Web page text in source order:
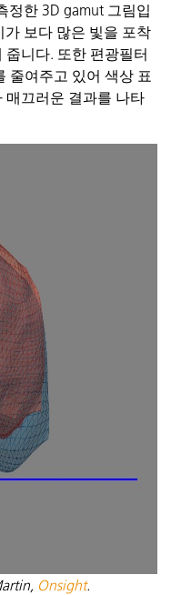
정한 3D gamut 그림입
가 보다 많은 빛을 포착
줍니다. 또한 편광필터
줄여주고 있어 색상 표
매끄러운 결과를 나타
Onsight.